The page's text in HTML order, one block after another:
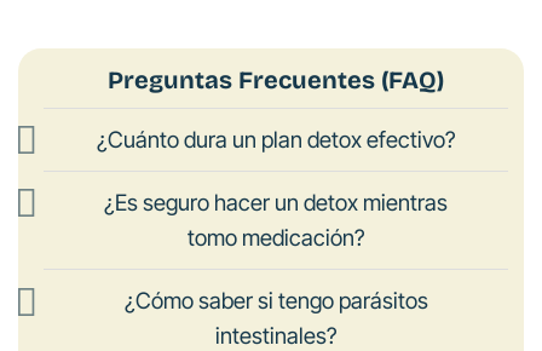
Preguntas Frecuentes (FAQ)
¿Cuánto dura un plan detox efectivo?
¿Es seguro hacer un detox mientras
tomo medicación?
¿Cómo saber si tengo parásitos
intestinales?